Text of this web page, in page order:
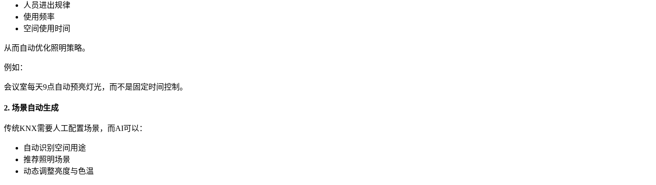
人员进出规律
使用频率
空间使用时间
从而自动优化照明策略。
例如：
会议室每天9点自动预亮灯光，而不是固定时间控制。
2. 场景自动生成
传统KNX需要人工配置场景，而AI可以：
自动识别空间用途
推荐照明场景
动态调整亮度与色温